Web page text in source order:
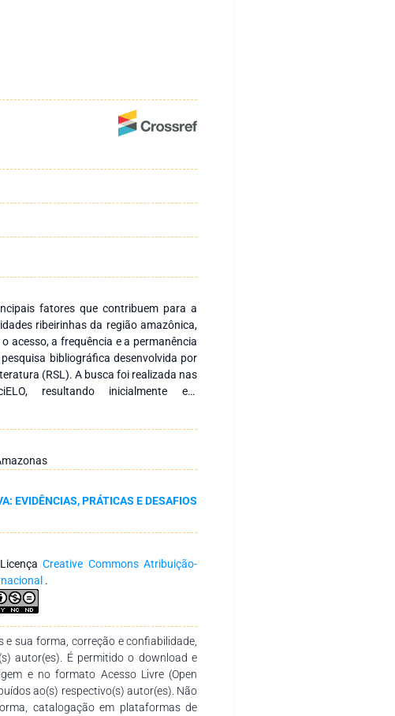
fatores que contribuem para a
ribeirinhas da região amazônica,
acesso, a frequência e a permanência
bibliográfica desenvolvida por
(RSL). A busca foi realizada nas
resultando inicialmente em
respectivamente. Após aplicação
Os dados foram organizados e
e principais resultados.
a evasão escolar em comunidades
associado principalmente às
dificuldades de acesso à escola
do transporte, limitações na
e insuficiência de políticas
relacionados à formação docente e
contextualizadas à realidade
enfrentamento da evasão escolar em
integrada, que considere as
a melhoria das condições
contextualizadas, visando
dos estudantes no ambiente
EVIDÊNCIAS, PRÁTICAS E DESAFIOS
Creative Commons Atribuição-
.
sua forma, correção e confiabilidade,
autor(es). É permitido o download e
e no formato Acesso Livre (Open
ao(s) respectivo(s) autor(es). Não
catalogação em plataformas de